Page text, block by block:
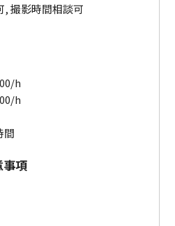
, 撮影時間相談可
h
h
間
事項